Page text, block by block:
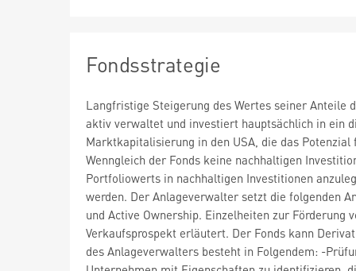
Fondsstrategie
Langfristige Steigerung des Wertes seiner Anteile
aktiv verwaltet und investiert hauptsächlich in ein
Marktkapitalisierung in den USA, die das
Wenngleich der Fonds keine nachhaltigen
Portfoliowerts in nachhaltigen Investitionen
werden. Der Anlageverwalter setzt die folgenden
und Active Ownership. Einzelheiten zur
Verkaufsprospekt erläutert. Der Fonds kann
des Anlageverwalters besteht in Folgendem: -